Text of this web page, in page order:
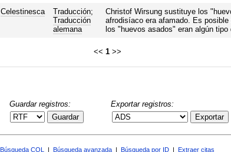
Celestinesca Traducción;
Traducción
alemana
Christof Wirsung sustituye los
afrodisíaco era afamado. Es
los "huevos asados" eran algún tipo
<< 1 >>
Guardar registros:
Guardar
Exportar registros:
Exportar
Búsqueda CQL Búsqueda avanzada Búsqueda por ID Extraer citas